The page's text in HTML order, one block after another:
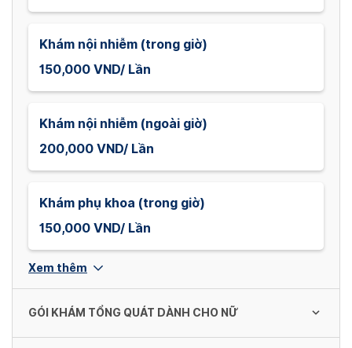
Khám nội nhiễm (trong giờ)
150,000 VND/ Lần
Khám nội nhiễm (ngoài giờ)
200,000 VND/ Lần
Khám phụ khoa (trong giờ)
150,000 VND/ Lần
Xem thêm
GÓI KHÁM TỔNG QUÁT DÀNH CHO NỮ